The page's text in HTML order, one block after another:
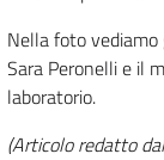
Nella foto
Sara Peronelli e il
laboratorio.
(Articolo redatto